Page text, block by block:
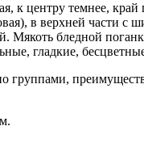
к центру темнее,
в верхней части
бледной
гладкие,
группами,